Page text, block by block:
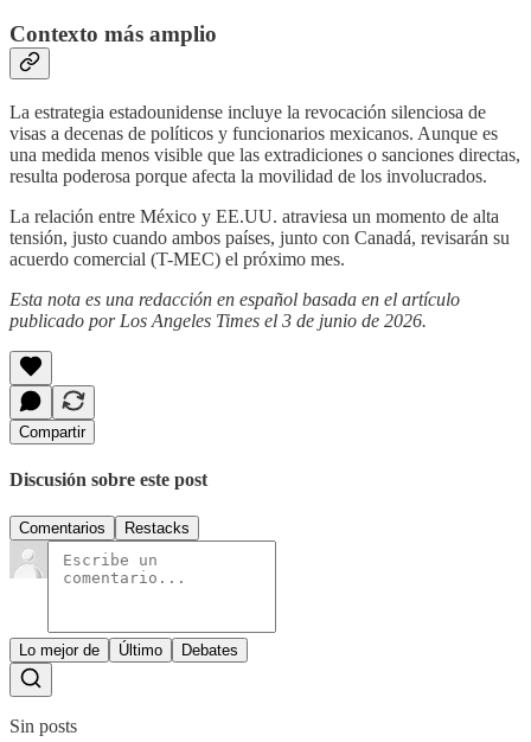
Contexto más amplio
La estrategia estadounidense incluye la revocación silenciosa de
visas a decenas de políticos y funcionarios mexicanos. Aunque es
una medida menos visible que las extradiciones o sanciones directas,
resulta poderosa porque afecta la movilidad de los involucrados.
La relación entre México y EE.UU. atraviesa un momento de alta
tensión, justo cuando ambos países, junto con Canadá, revisarán su
acuerdo comercial (T-MEC) el próximo mes.
Esta nota es una redacción en español basada en el artículo
publicado por Los Angeles Times el 3 de junio de 2026.
Compartir
Discusión sobre este post
Comentarios Restacks
Lo mejor de Último Debates
Sin posts